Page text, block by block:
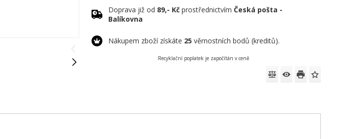
Doprava již od 89,- Kč prostřednictvímČeská pošta -
Balíkovna
Nákupem zboží získáte 25 věrnostních bodů (kreditů).
Recyklační poplatek je započítán v ceně